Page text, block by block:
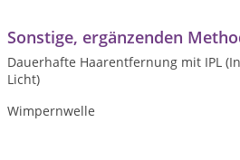
Sonstige, ergänzenden
Dauerhafte Haarentfernung mit
Licht)
Wimpernwelle